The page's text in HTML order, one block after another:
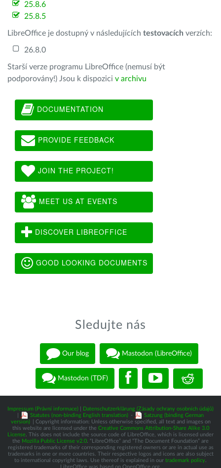
25.8.6
25.8.5
LibreOffice je dostupný v následujících testovacích verzích:
26.8.0
Starší verze programu LibreOffice (nemusí být
podporovány!) Jsou k dispozici v archivu
DOCUMENTATION
PROVIDE FEEDBACK
JOIN THE PROJECT!
MEET US AT EVENTS
DISCOVER LIBREOFFICE
GOOD LOOKING DOCUMENTS
Sledujte nás
Our blog Mastodon (LibreOffice)
Mastodon (TDF)
Impressum (Právní informace)
Datenschutzerklärung (Zásady ochrany osobních údajů)
Statutes (non-binding English translation) -
Satzung (binding German
version)
| Copyright information: Unless otherwise specified, all text and images on
this website are licensed under the Creative Commons Attribution-Share Alike 3.0
License . This does not include the source code of LibreOffice, which is licensed under
the Mozilla Public License v2.0 . “LibreOffice” and “The Document Foundation” are
registered trademarks of their corresponding registered owners or are in actual use as
trademarks in one or more countries. Their respective logos and icons are also subject
to international copyright laws. Use thereof is explained in our trademark policy
LibreOffice was based on OpenOffice.org.